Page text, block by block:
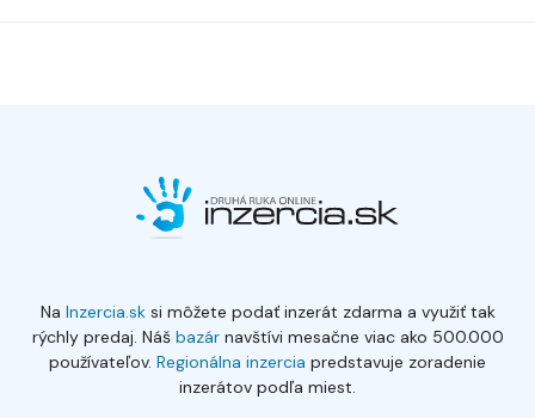
Na Inzercia.sksi môžete podať inzerát zdarma a využiť tak
rýchly predaj. Náš bazárnavštívi mesačne viac ako 500.000
používateľov. Regionálna inzercia predstavuje zoradenie
inzerátov podľa miest.